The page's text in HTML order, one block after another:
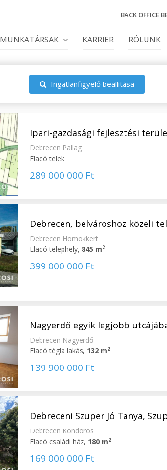
BACK OFFICE
MUNKATÁRSAK KARRIER RÓLUNK
Ingatlanfigyelő beállítása
Ipari-gazdasági fejlesztési
Debrecen Pallag
Eladó telek
289 000 000 Ft
Debrecen, belvároshoz közeli
Debrecen Homokkert
Eladó telephely, 845 m2
399 000 000 Ft
Nagyerdő egyik legjobb
Debrecen Nagyerdő
Eladó tégla lakás, 132 m2
139 900 000 Ft
Debreceni Szuper Jó Tanya,
Debrecen Kondoros
Eladó családi ház, 180 m2
169 000 000 Ft